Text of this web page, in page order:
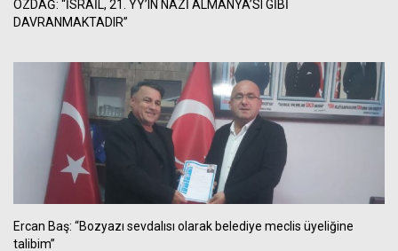
ÖZDAĞ: “İSRAİL, 21. YY’IN NAZİ ALMANYA’SI GİBİ
DAVRANMAKTADIR”
Ercan Baş: “Bozyazı sevdalısı olarak belediye meclis üyeliğine
talibim”